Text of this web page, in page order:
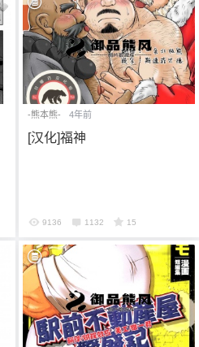
-熊本熊- 4年前
[汉化]福神
9136 1132 15